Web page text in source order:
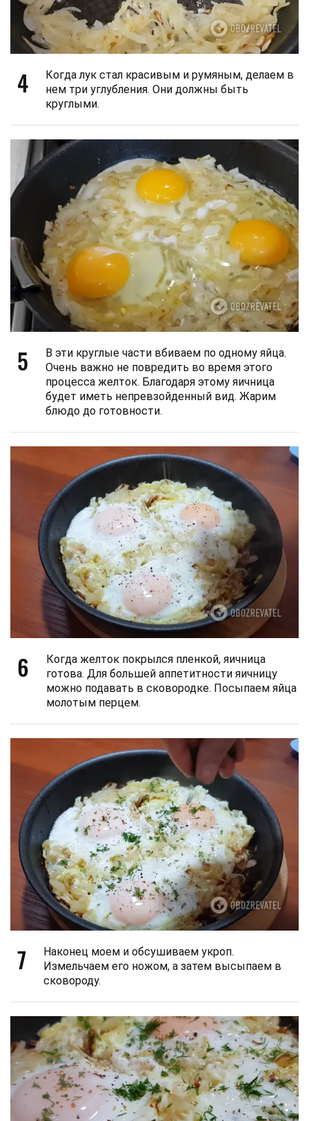
4
Когда лук стал красивым и румяным, делаем в
нем три углубления. Они должны быть
круглыми.
5
В эти круглые части вбиваем по одному яйца.
Очень важно не повредить во время этого
процесса желток. Благодаря этому яичница
будет иметь непревзойденный вид. Жарим
блюдо до готовности.
6
Когда желток покрылся пленкой, яичница
готова. Для большей аппетитности яичницу
можно подавать в сковородке. Посыпаем яйца
молотым перцем.
7
Наконец моем и обсушиваем укроп.
Измельчаем его ножом, а затем высыпаем в
сковороду.